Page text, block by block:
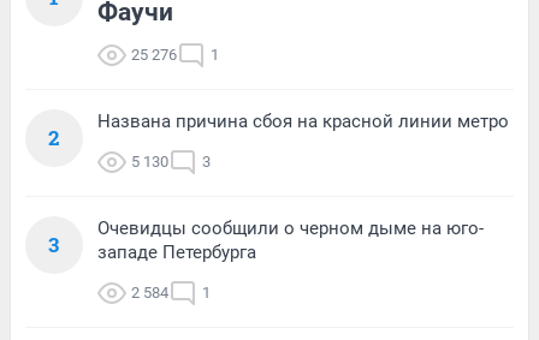
Фаучи
25 276 1
2
Названа причина сбоя на красной линии метро
5 130 3
3
Очевидцы сообщили о черном дыме на юго-
западе Петербурга
2 584 1